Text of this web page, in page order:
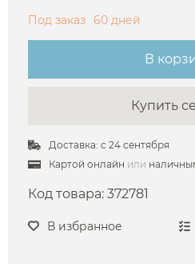
Под заказ 60 дней
В
Купить
Доставка: с 24 сентября
Картой онлайн или
Код товара: 372781
В избранное